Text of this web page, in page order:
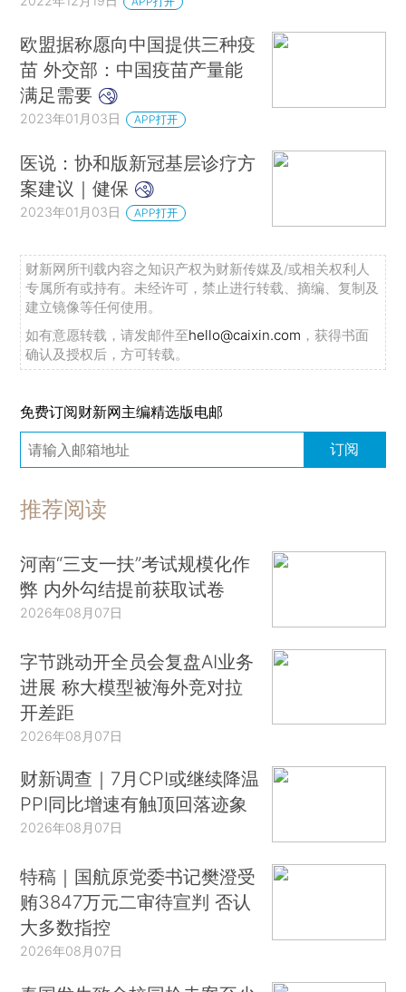
欧盟据称愿向中国提供三种疫
苗 外交部：中国疫苗产量能
满足需要
2023年01月03日 APP打开
医说：协和版新冠基层诊疗方
案建议｜健保
2023年01月03日 APP打开
财新网所刊载内容之知识产权为财新传媒及/或相关权利人
专属所有或持有。未经许可，禁止进行转载、摘编、复制及
建立镜像等任何使用。
如有意愿转载，请发邮件至hello@caixin.com ，获得书面
确认及授权后，方可转载。
免费订阅财新网主编精选版电邮
订阅
推荐阅读
河南“三支一扶”考试规模化作
弊 内外勾结提前获取试卷
2026年08月07日
字节跳动开全员会复盘AI业务
进展 称大模型被海外竞对拉
开差距
2026年08月07日
财新调查｜7月CPI或继续降温
PPI同比增速有触顶回落迹象
2026年08月07日
特稿｜国航原党委书记樊澄受
贿3847万元二审待宣判 否认
大多数指控
2026年08月07日